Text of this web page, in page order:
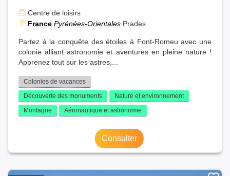
Centre de loisirs
France Pyrénées-Orientales Prades
Partez à la conquête des étoiles à Font-Romeu avec une
colonie alliant astronomie et aventures en pleine nature !
Apprenez tout sur les astres,...
Colonies de vacances
Découverte des monuments
Nature et environnement
Montagne
Aéronautique et astronomie
Consulter